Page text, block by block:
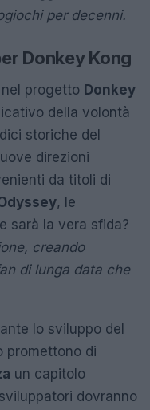
per decenni.
Donkey Kong
nel progetto Donkey
della volontà
storiche del
direzioni
da titoli di
, le
sarà la vera sfida?
creando
di lunga data che
lo sviluppo del
promettono di
un capitolo
dovranno